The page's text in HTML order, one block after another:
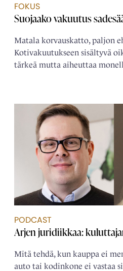
FOKUS
Suojaako vakuutus
Matala korvauskatto, paljon
Kotivakuutukseen sisältyvä
tärkeä mutta aiheuttaa
PODCAST
Arjen juridiikkaa:
Mitä tehdä, kun kauppa ei
auto tai kodinkone ei vastaa